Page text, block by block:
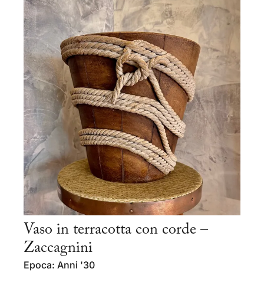
Vaso in terracotta con corde –
Zaccagnini
Epoca: Anni '30